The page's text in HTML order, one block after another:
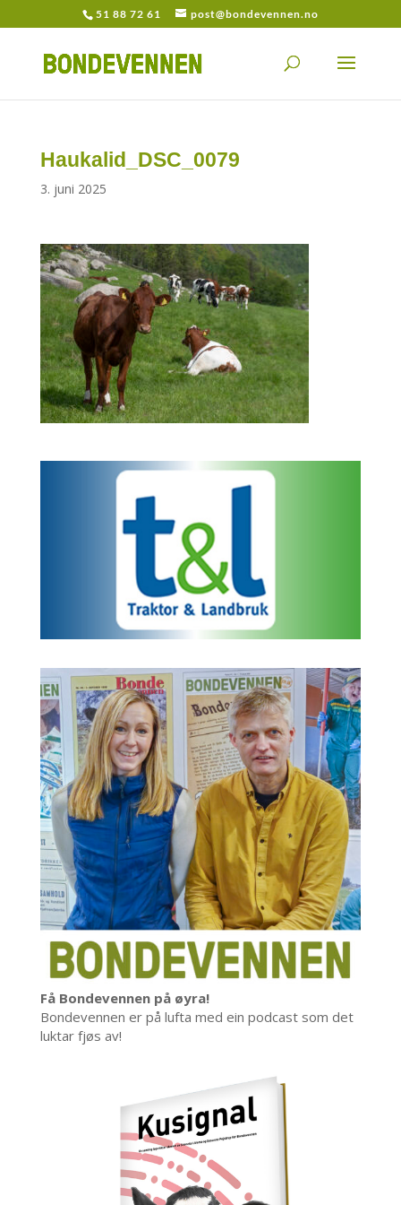
51 88 72 61 post@bondevennen.no
Haukalid_DSC_0079
3. juni 2025
Få Bondevennen på øyra!
Bondevennen er på lufta med ein podcast som det
luktar fjøs av!